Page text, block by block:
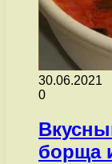
30.06.2021
0
борща